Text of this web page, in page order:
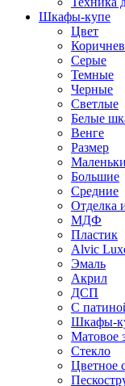
Шкафы-купе
Цвет
Серые
Темные
Черные
Светлые
Белые
Венге
Размер
Большие
Средние
Отделка
МДФ
Пластик
Alvic
Эмаль
Акрил
ДСП
С
Шкафы-
Матовое
Стекло
Цветное